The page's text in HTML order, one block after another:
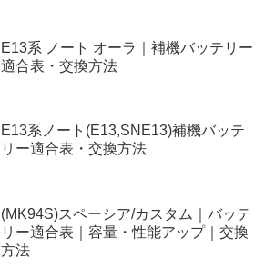
E13系 ノート オーラ｜補機バッテリー
適合表・交換方法
E13系ノート(E13,SNE13)補機バッテ
リー適合表・交換方法
(MK94S)スペーシア/カスタム｜バッテ
リー適合表｜容量・性能アップ｜交換
方法